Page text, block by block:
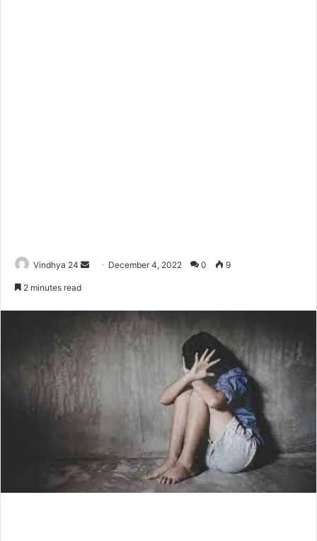
Vindhya 24
Send December 4, 2022 0 9
2 minutes read